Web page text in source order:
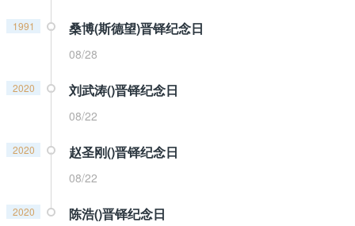
1991 桑博(斯德望)晋铎纪念日
08/28
2020 刘武涛()晋铎纪念日
08/22
2020 赵圣刚()晋铎纪念日
08/22
2020 陈浩()晋铎纪念日